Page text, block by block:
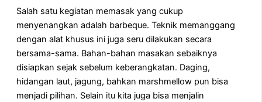
Salah satu kegiatan memasak yang cukup
menyenangkan adalah barbeque. Teknik memanggang
dengan alat khusus ini juga seru dilakukan secara
bersama-sama. Bahan-bahan masakan sebaiknya
disiapkan sejak sebelum keberangkatan. Daging,
hidangan laut, jagung, bahkan marshmellow pun bisa
menjadi pilihan. Selain itu kita juga bisa menjalin